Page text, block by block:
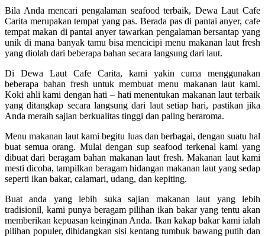
Bila Anda mencari pengalaman seafood terbaik, Dewa Laut Cafe
Carita merupakan tempat yang pas. Berada pas di pantai anyer, cafe
tempat makan di pantai anyer tawarkan pengalaman bersantap yang
unik di mana banyak tamu bisa mencicipi menu makanan laut fresh
yang diolah dari beberapa bahan secara langsung dari laut.
Di Dewa Laut Cafe Carita, kami yakin cuma menggunakan
beberapa bahan fresh untuk membuat menu makanan laut kami.
Koki ahli kami dengan hati – hati menentukan makanan laut terbaik
yang ditangkap secara langsung dari laut setiap hari, pastikan jika
Anda meraih sajian berkualitas tinggi dan paling beraroma.
Menu makanan laut kami begitu luas dan berbagai, dengan suatu hal
buat semua orang. Mulai dengan sup seafood terkenal kami yang
dibuat dari beragam bahan makanan laut fresh. Makanan laut kami
mesti dicoba, tampilkan beragam hidangan makanan laut yang sedap
seperti ikan bakar, calamari, udang, dan kepiting.
Buat anda yang lebih suka sajian makanan laut yang lebih
tradisionil, kami punya beragam pilihan ikan bakar yang tentu akan
memberikan kepuasan keinginan Anda. Ikan kakap bakar kami ialah
pilihan populer, dihidangkan sisi kentang tumbuk bawang putih dan